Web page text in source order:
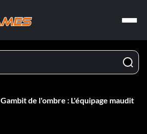
Gambit de l'ombre : L'équipage maudit